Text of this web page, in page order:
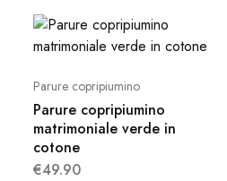
Parure copripiumino
Parure copripiumino
matrimoniale verde in
cotone
€49.90